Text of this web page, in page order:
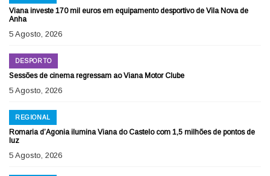
Viana investe 170 mil euros em equipamento desportivo de Vila Nova de
Anha
5 Agosto, 2026
DESPORTO
Sessões de cinema regressam ao Viana Motor Clube
5 Agosto, 2026
REGIONAL
Romaria d’Agonia ilumina Viana do Castelo com 1,5 milhões de pontos de
luz
5 Agosto, 2026